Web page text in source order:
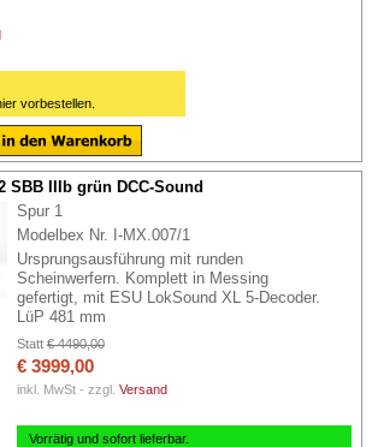
vorbestellen.
SBB IIIb grün DCC-Sound
Spur 1
Modelbex Nr. I-MX.007/1
Ursprungsausführung mit runden
Scheinwerfern. Komplett in Messing
gefertigt, mit ESU LokSound XL 5-Decoder.
LüP 481 mm
Statt € 4490,00
€ 3999,00
inkl. MwSt - zzgl. Versand
Vorrätig und sofort lieferbar.